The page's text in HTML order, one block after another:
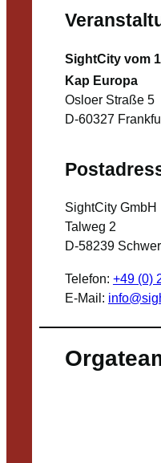
SightCity vom
Kap Europa
Osloer Straße 5
D-60327
SightCity GmbH
Talweg 2
D-58239
Telefon: +49 (0)
E-Mail: